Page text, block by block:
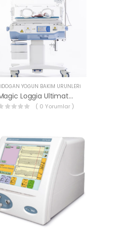
YOĞUN BAKIM ÜRÜNLERI
Magic Loggia Ultimate M
( 0 Yorumlar )